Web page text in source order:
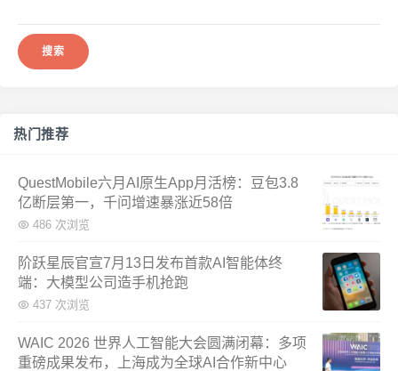
热门推荐
QuestMobile六月AI原生App月活榜：豆包3.8
亿断层第一，千问增速暴涨近58倍
486 次浏览
阶跃星辰官宣7月13日发布首款AI智能体终
端：大模型公司造手机抢跑
437 次浏览
WAIC 2026 世界人工智能大会圆满闭幕：多项
重磅成果发布，上海成为全球AI合作新中心